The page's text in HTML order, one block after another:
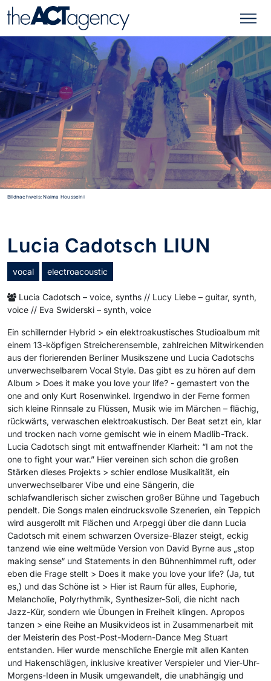
Bildnachweis: Naima Housseini
Lucia Cadotsch LIUN
vocal electroacoustic
Lucia Cadotsch – voice, synths // Lucy Liebe – guitar, synth,
voice // Eva Swiderski – synth, voice
Ein schillernder Hybrid > ein elektroakustisches Studioalbum mit
einem 13-köpfigen Streicherensemble, zahlreichen Mitwirkenden
aus der florierenden Berliner Musikszene und Lucia Cadotschs
unverwechselbarem Vocal Style. Das gibt es zu hören auf dem
Album > Does it make you love your life? - gemastert von the
one and only Kurt Rosenwinkel. Irgendwo in der Ferne formen
sich kleine Rinnsale zu Flüssen, Musik wie im Märchen – flächig,
rückwärts, verwaschen elektroakustisch. Der Beat setzt ein, klar
und trocken nach vorne gemischt wie in einem Madlib-Track.
Lucia Cadotsch singt mit entwaffnender Klarheit: “I am not the
one to fight your war.” Hier vereinen sich schon die großen
Stärken dieses Projekts > schier endlose Musikalität, ein
unverwechselbarer Vibe und eine Sängerin, die
schlafwandlerisch sicher zwischen großer Bühne und Tagebuch
pendelt. Die Songs malen eindrucksvolle Szenerien, ein Teppich
wird ausgerollt mit Flächen und Arpeggi über die dann Lucia
Cadotsch mit einem schwarzen Oversize-Blazer steigt, eckig
tanzend wie eine weltmüde Version von David Byrne aus „stop
making sense“ und Statements in den Bühnenhimmel ruft, oder
eben die Frage stellt > Does it make you love your life? (Ja, tut
es,) und das Schöne ist > Hier ist Raum für alles, Euphorie,
Melancholie, Polyrhythmik, Synthesizer-Soli, die nicht nach
Jazz-Kür, sondern wie Übungen in Freiheit klingen. Apropos
tanzen > eine Reihe an Musikvideos ist in Zusammenarbeit mit
der Meisterin des Post-Post-Modern-Dance Meg Stuart
entstanden. Hier wurde menschliche Energie mit allen Kanten
und Hakenschlägen, inklusive kreativer Verspieler und Vier-Uhr-
Morgens-Ideen in Musik umgewandelt, die unabhängig und